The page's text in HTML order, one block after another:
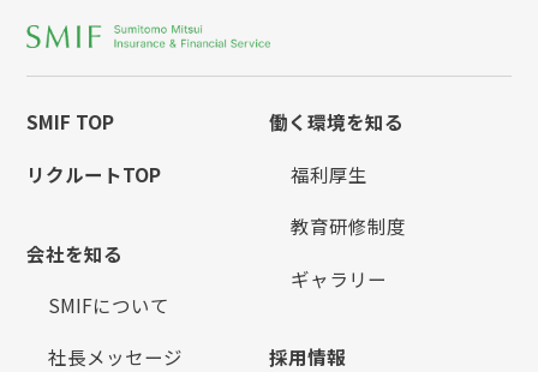
SMIF TOP
リクルートTOP
会社を知る
SMIFについて
社長メッセージ
働く環境を知る
福利厚生
教育研修制度
ギャラリー
採用情報